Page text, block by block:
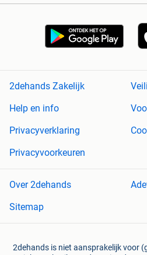
2dehands Zakelijk
Help en info
Privacyverklaring
Privacyvoorkeuren
Over 2dehands
Sitemap
2dehands is niet aansprakelijk voor